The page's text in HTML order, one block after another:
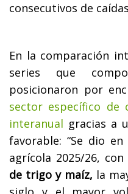
consecutivos de
En la comparación
series que
posicionaron por
sector específico de
interanual gracias a
favorable: “Se dio
agrícola 2025/26, con
de trigo y maíz, la